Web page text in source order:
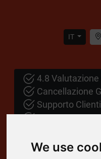
IT
4.8 Valutazione
Cancellazione
Supporto
Consegna
Posto di Ritiro
We use